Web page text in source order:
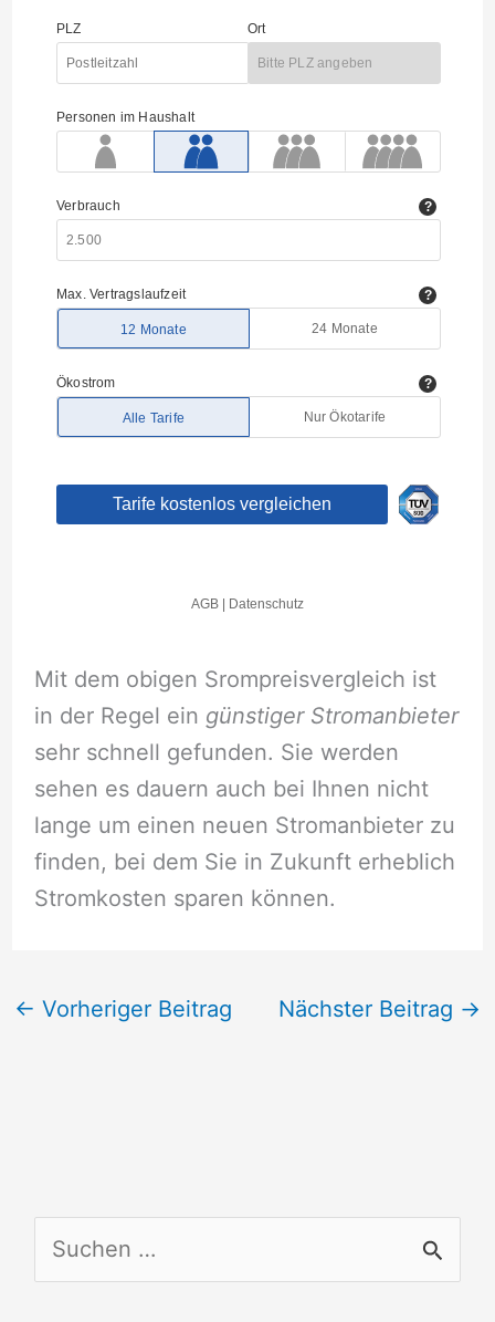
Mit dem obigen Srompreisvergleich ist
in der Regel ein günstiger Stromanbieter
sehr schnell gefunden. Sie werden
sehen es dauern auch bei Ihnen nicht
lange um einen neuen Stromanbieter zu
finden, bei dem Sie in Zukunft erheblich
Stromkosten sparen können.
← Vorheriger Beitrag Nächster Beitrag →
u